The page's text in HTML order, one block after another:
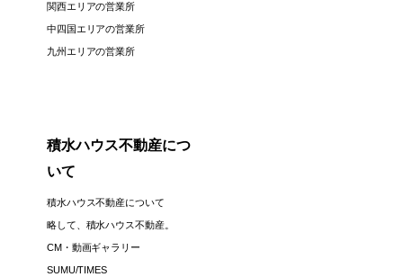
関西エリアの営業所
中四国エリアの営業所
九州エリアの営業所
積水ハウス不動産につ
いて
積水ハウス不動産について
略して、積水ハウス不動産。
CM・動画ギャラリー
SUMU/TIMES